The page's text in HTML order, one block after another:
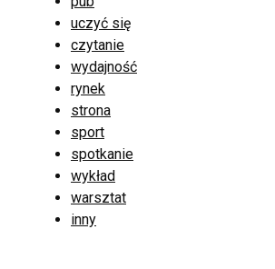
uczyć się
czytanie
wydajność
rynek
strona
sport
spotkanie
wykład
warsztat
inny